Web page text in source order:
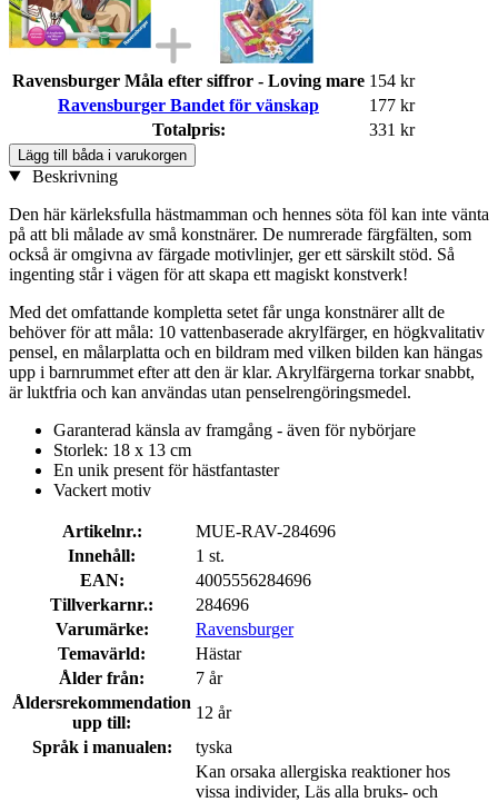
Ravensburger Måla efter siffror - Loving mare 154 kr
Ravensburger Bandet för vänskap
177 kr
Totalpris:
331 kr
Lägg till båda i varukorgen
Beskrivning
Den här kärleksfulla hästmamman och hennes söta föl kan inte vänta
på att bli målade av små konstnärer. De numrerade färgfälten, som
också är omgivna av färgade motivlinjer, ger ett särskilt stöd. Så
ingenting står i vägen för att skapa ett magiskt konstverk!
Med det omfattande kompletta setet får unga konstnärer allt de
behöver för att måla: 10 vattenbaserade akrylfärger, en högkvalitativ
pensel, en målarplatta och en bildram med vilken bilden kan hängas
upp i barnrummet efter att den är klar. Akrylfärgerna torkar snabbt,
är luktfria och kan användas utan penselrengöringsmedel.
Garanterad känsla av framgång - även för nybörjare
Storlek: 18 x 13 cm
En unik present för hästfantaster
Vackert motiv
Artikelnr.:
MUE-RAV-284696
Innehåll:
1 st.
EAN:
4005556284696
Tillverkarnr.:
284696
Varumärke:
Ravensburger
Temavärld:
Hästar
Ålder från:
7 år
Åldersrekommendation
upp till:
12 år
Språk i manualen:
tyska
Kan orsaka allergiska reaktioner hos
vissa individer, Läs alla bruks- och